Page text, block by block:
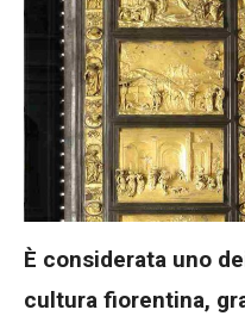
È considerata uno
cultura fiorentina,